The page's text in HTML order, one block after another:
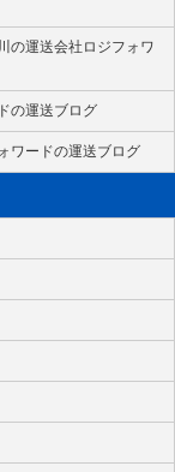
の運送会社ロジフォワ
の運送ブログ
ワードの運送ブログ